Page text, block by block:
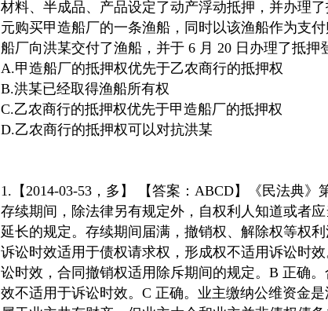
材料、半成品、产品设定了动产浮动抵押，并办理
元购买甲造船厂的一条渔船，同时以该渔船作为支
船厂向洪某交付了渔船，并于 6 月 20 日办理了抵
A.甲造船厂的抵押权优先于乙农商行的抵押权
B.洪某已经取得渔船所有权
C.乙农商行的抵押权优先于甲造船厂的抵押权
D.乙农商行的抵押权可以对抗洪某
1.【2014-03-53，多】 【答案：ABCD】《民法典
存续期间，除法律另有规定外，自权利人知道或者
延长的规定。存续期间届满，撤销权、解除权等权利
诉讼时效适用于债权请求权，形成权不适用诉讼时
讼时效，合同撤销权适用除斥期间的规定。B 正确
效不适用于诉讼时效。C 正确。业主缴纳公维资金